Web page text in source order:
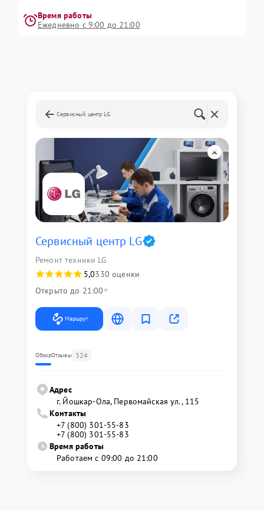
Время работы
Ежедневно с 9:00 до 21:00
Сервисный центр LG
Сервисный центр LG
Ремонт техники LG
5,0330 оценки
Открыто до 21:00
Маршрут
ОбзорОтзывы 324
Адрес
г. Йошкар-Ола, Первомайская ул., 115
Контакты
+7 (800) 301-55-83
+7 (800) 301-55-83
Время работы
Работаем с 09:00 до 21:00